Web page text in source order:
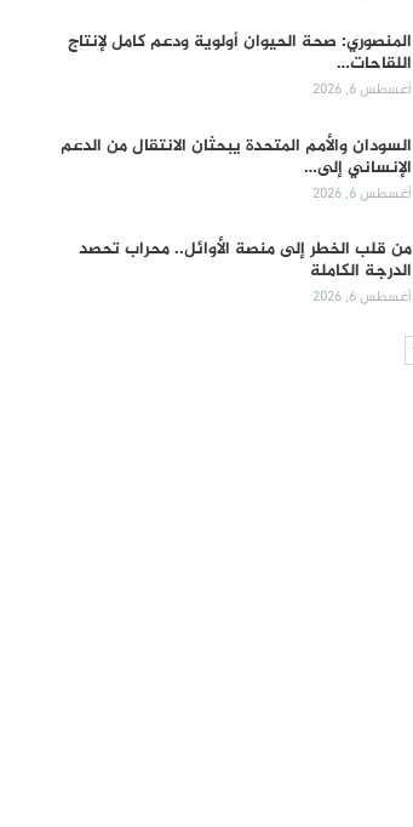
المنصوري: صحة الحيوان أولوية ودعم كامل لإنتاج
اللقاحات…
أغسطس 6, 2026
السودان والأمم المتحدة يبحثان الانتقال من الدعم
الإنساني إلى…
أغسطس 6, 2026
من قلب الخطر إلى منصة الأوائل.. محراب تحصد
الدرجة الكاملة
أغسطس 6, 2026